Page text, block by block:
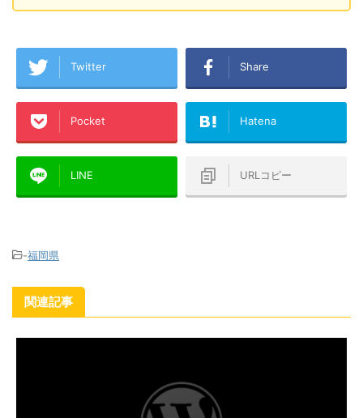
Twitter Share
Pocket Hatena
LINE URLコピー
-福岡県
関連記事